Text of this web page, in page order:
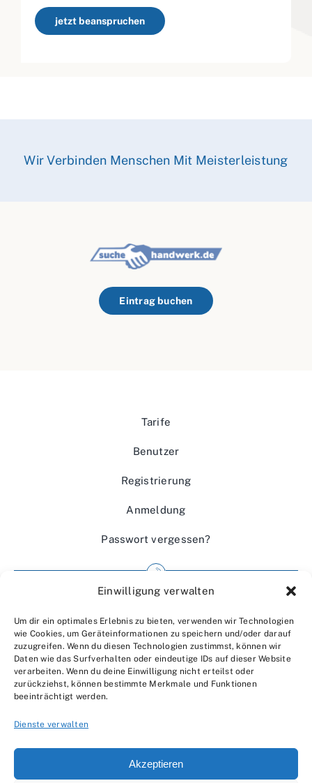
Einwilligung verwalten
Um dir ein optimales Erlebnis zu bieten, verwenden wir Technologien
wie Cookies, um Geräteinformationen zu speichern und/oder darauf
zuzugreifen. Wenn du diesen Technologien zustimmst, können wir
Daten wie das Surfverhalten oder eindeutige IDs auf dieser Website
verarbeiten. Wenn du deine Einwilligung nicht erteilst oder
zurückziehst, können bestimmte Merkmale und Funktionen
beeinträchtigt werden.
Dienste verwalten
Akzeptieren
jetzt beanspruchen
Wir Verbinden Menschen Mit Meisterleistung
Eintrag buchen
Tarife
Benutzer
Registrierung
Anmeldung
Passwort vergessen?
Wir über uns
Kontakt
Datenschutzerklärung